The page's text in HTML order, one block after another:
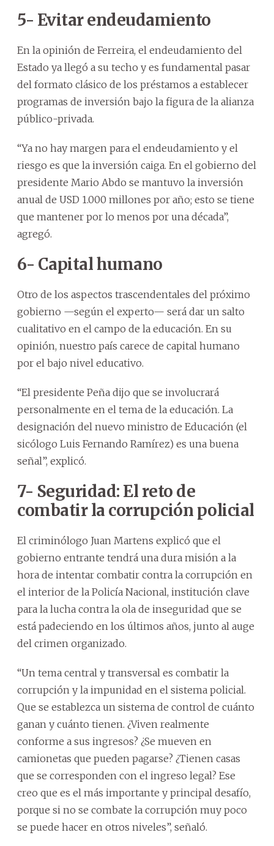
5- Evitar endeudamiento
En la opinión de Ferreira, el endeudamiento del
Estado ya llegó a su techo y es fundamental pasar
del formato clásico de los préstamos a establecer
programas de inversión bajo la figura de la alianza
público-privada.
“Ya no hay margen para el endeudamiento y el
riesgo es que la inversión caiga. En el gobierno del
presidente Mario Abdo se mantuvo la inversión
anual de USD 1.000 millones por año; esto se tiene
que mantener por lo menos por una década”,
agregó.
6- Capital humano
Otro de los aspectos trascendentales del próximo
gobierno —según el experto— será dar un salto
cualitativo en el campo de la educación. En su
opinión, nuestro país carece de capital humano
por el bajo nivel educativo.
“El presidente Peña dijo que se involucrará
personalmente en el tema de la educación. La
designación del nuevo ministro de Educación (el
sicólogo Luis Fernando Ramírez) es una buena
señal”, explicó.
7- Seguridad: El reto de
combatir la corrupción policial
El criminólogo Juan Martens explicó que el
gobierno entrante tendrá una dura misión a la
hora de intentar combatir contra la corrupción en
el interior de la Policía Nacional, institución clave
para la lucha contra la ola de inseguridad que se
está padeciendo en los últimos años, junto al auge
del crimen organizado.
“Un tema central y transversal es combatir la
corrupción y la impunidad en el sistema policial.
Que se establezca un sistema de control de cuánto
ganan y cuánto tienen. ¿Viven realmente
conforme a sus ingresos? ¿Se mueven en
camionetas que pueden pagarse? ¿Tienen casas
que se corresponden con el ingreso legal? Ese
creo que es el más importante y principal desafío,
porque si no se combate la corrupción muy poco
se puede hacer en otros niveles”, señaló.